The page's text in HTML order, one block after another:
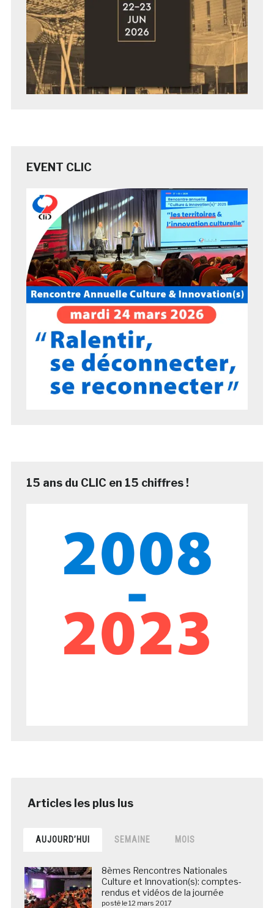
EVENT CLIC
15 ans du CLIC en 15 chiffres !
AUJOURD’HUI SEMAINE MOIS
8èmes Rencontres Nationales
Culture et Innovation(s): comptes-
rendus et vidéos de la journée
posté le 12 mars 2017